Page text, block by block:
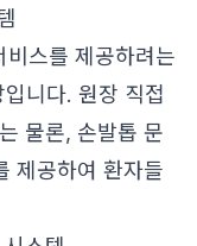
스를 제공하려는
니다. 원장 직접
물론, 손발톱 문
제공하여 환자들